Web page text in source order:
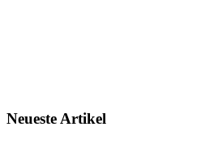
Neueste Artikel